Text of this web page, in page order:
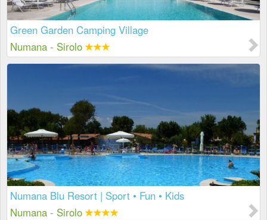
Green Garden Camping Village
Numana - Sirolo
Numana Blu Resort | Sport • Fun • Kids
Numana - Sirolo